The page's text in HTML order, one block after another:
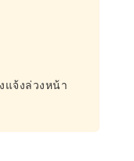
แจ้งล่วงหน้า